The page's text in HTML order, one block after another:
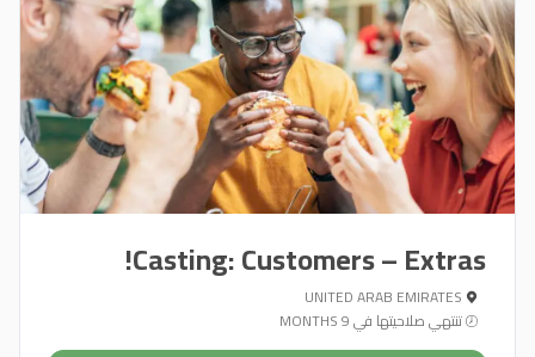
Casting: Customers – Extras! ‍‍‍
UNITED ARAB EMIRATES
تنتهي صلاحيتها في 9 MONTHS